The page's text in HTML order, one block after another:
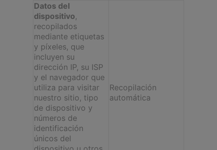
Datos del
dispositivo,
recopilados
mediante etiquetas
y píxeles, que
incluyen su
dirección IP, su ISP
y el navegador que
utiliza para visitar
nuestro sitio, tipo
de dispositivo y
números de
identificación
únicos del
Recopilación
automática